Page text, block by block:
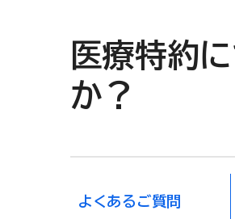
医療特約
か？
よくあるご質問